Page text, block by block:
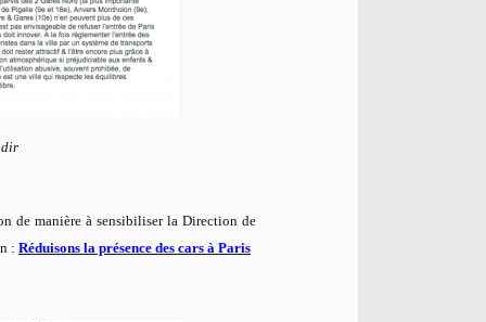
de manière à sensibiliser la Direction de
: Réduisons la présence des cars à Paris